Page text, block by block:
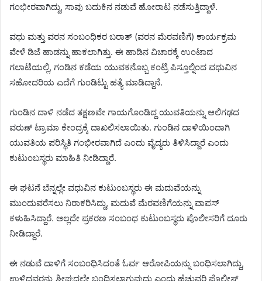
ಗಂಭೀರವಾಗಿದ್ದು, ಸಾವು ಬದುಕಿನ ನಡುವೆ ಹೋರಾಟ ನಡೆಸುತ್ತಿದ್ದಾಳೆ.
ವಧು ಮತ್ತು ವರನ ಸಂಬಂಧಿಕರ ಬರಾತ್ (ವರನ ಮೆರವಣಿಗೆ) ಕಾರ್ಯಕ್ರಮ
ವೇಳೆ ಡಿಜೆ ಹಾಡನ್ನು ಹಾಕಲಾಗಿತ್ತು. ಈ ಹಾಡಿನ ವಿಚಾರಕ್ಕೆ ಉಂಟಾದ
ಗಲಾಟೆಯಲ್ಲಿ, ಗಂಡಿನ ಕಡೆಯ ಯುವಕನೊಬ್ಬ ಕಂಟ್ರಿ ಪಿಸ್ತೂಲ್ನಿಂದ ವಧುವಿನ
ಸಹೋದರಿಯ ಎದೆಗೆ ಗುಂಡಿಟ್ಟು ಹತ್ಯೆ ಮಾಡಿದ್ದಾನೆ.
ಗುಂಡಿನ ದಾಳಿ ನಡೆದ ತಕ್ಷಣವೇ ಗಾಯಗೊಂಡಿದ್ದ ಯುವತಿಯನ್ನು ಆಲಿಗಢದ
ವರುಣ್ ಟ್ರಾಮಾ ಕೇಂದ್ರಕ್ಕೆ ದಾಖಲಿಸಲಾಯಿತು. ಗುಂಡಿನ ದಾಳಿಯಿಂದಾಗಿ
ಯುವತಿಯ ಪರಿಸ್ಥಿತಿ ಗಂಭೀರವಾಗಿದೆ ಎಂದು ವೈದ್ಯರು ತಿಳಿಸಿದ್ದಾರೆ ಎಂದು
ಕುಟುಂಬಸ್ಥರು ಮಾಹಿತಿ ನೀಡಿದ್ದಾರೆ.
ಈ ಘಟನೆ ಬೆನ್ನಲ್ಲೇ ವಧುವಿನ ಕುಟುಂಬಸ್ಥರು ಈ ಮದುವೆಯನ್ನು
ಮುಂದುವರೆಸಲು ನಿರಾಕರಿಸಿದ್ದು, ಮದುವೆ ಮೆರವಣಿಗೆಯನ್ನು ವಾಪಸ್
ಕಳುಹಿಸಿದ್ದಾರೆ. ಅಲ್ಲದೇ ಪ್ರಕರಣ ಸಂಬಂಧ ಕುಟುಂಬಸ್ಥರು ಪೊಲೀಸರಿಗೆ ದೂರು
ನೀಡಿದ್ದಾರೆ.
ಈ ನಡುವೆ ದಾಳಿಗೆ ಸಂಬಂಧಿಸಿದಂತೆ ಓರ್ವ ಆರೋಪಿಯನ್ನು ಬಂಧಿಸಲಾಗಿದ್ದು,
ಉಳಿದವರನ್ನು ಶೀಘ್ರದಲ್ಲೇ ಬಂಧಿಸಲಾಗುವುದು ಎಂದು ಹೆಚ್ಚುವರಿ ಪೊಲೀಸ್